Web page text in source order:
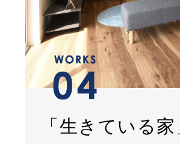
「生きている